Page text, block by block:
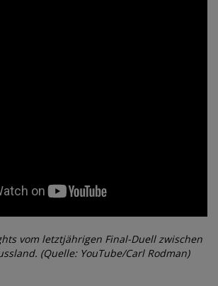
vom letztjährigen Final-Duell zwischen
(Quelle: YouTube/Carl Rodman)